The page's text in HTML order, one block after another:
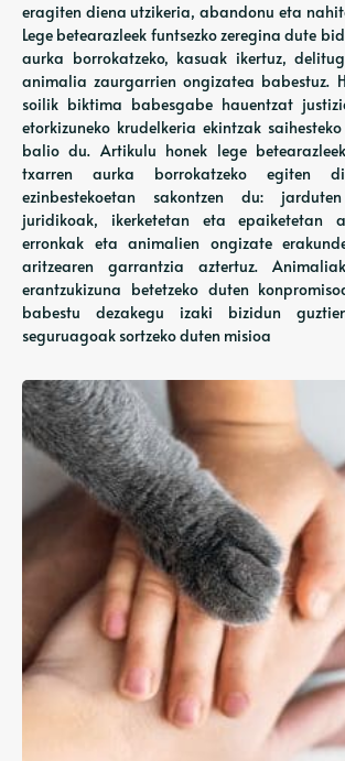
eragiten diena utzikeria, abandonu eta
Lege betearazleek funtsezko zeregina dute
aurka borrokatzeko, kasuak ikertuz,
animalia zaurgarrien ongizatea babestuz.
soilik biktima babesgabe hauentzat
etorkizuneko krudelkeria ekintzak
balio du. Artikulu honek lege
txarren aurka borrokatzeko egiten
ezinbestekoetan sakontzen du:
juridikoak, ikerketetan eta epaiketetan
erronkak eta animalien ongizate
aritzearen garrantzia aztertuz.
erantzukizuna betetzeko duten
babestu dezakegu izaki bizidun
seguruagoak sortzeko duten misioa